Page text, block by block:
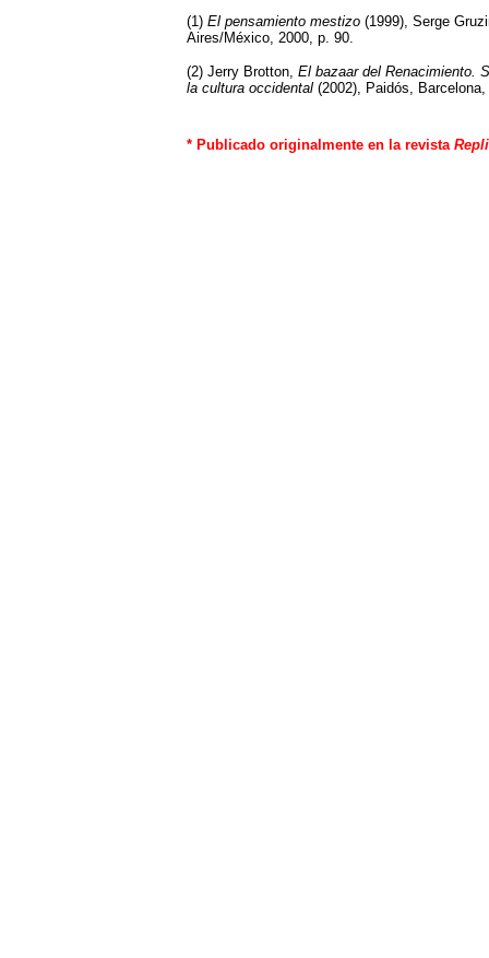
(1) El pensamiento mestizo (1999), Serge
Aires/México, 2000, p. 90.
(2) Jerry Brotton, El bazaar del Renacimiento.
la cultura occidental (2002), Paidós,
* Publicado originalmente en la revista